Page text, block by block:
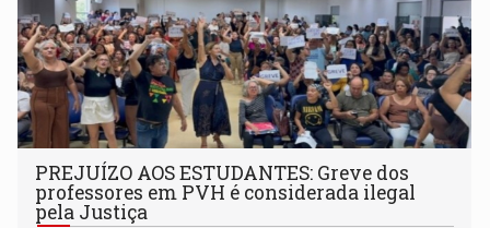
PREJUÍZO AOS ESTUDANTES: Greve dos
professores em PVH é considerada ilegal
pela Justiça